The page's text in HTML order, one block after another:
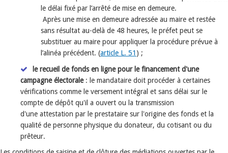
le délai fixé par l’arrêté de mise en demeure.
Après une mise en demeure adressée au maire et restée
sans résultat au-delà de 48 heures, le préfet peut se
substituer au maire pour appliquer la procédure prévue à
l’alinéa précédent. (article L. 51 ) ;
le recueil de fonds en ligne pour le financement d'une
campagne électorale: le mandataire doit procéder à certaines
vérifications comme le versement intégral et sans délai sur le
compte de dépôt qu'il a ouvert ou la transmission
d'une attestation par le prestataire sur l'origine des fonds et la
qualité de personne physique du donateur, du cotisant ou du
prêteur.